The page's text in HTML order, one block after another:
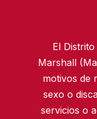
El
Marshall
motivos de
sexo o
servicios o